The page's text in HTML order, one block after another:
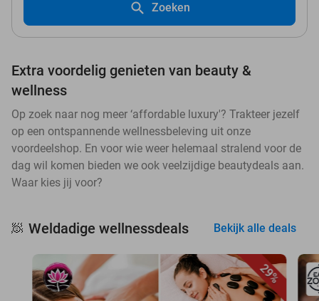
Zoeken
Extra voordelig genieten van beauty &
wellness
Op zoek naar nog meer ‘affordable luxury'? Trakteer jezelf
op een ontspannende wellnessbeleving uit onze
voordeelshop. En voor wie weer helemaal stralend voor de
dag wil komen bieden we ook veelzijdige beautydeals aan.
Waar kies jij voor?
🧖 Weldadige wellnessdeals Bekijk alle deals
29%